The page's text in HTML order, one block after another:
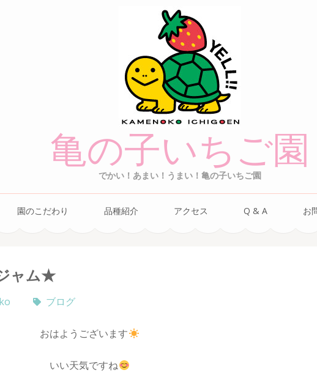
亀の子いちご園
でかい！あまい！うまい！亀の子いちご園
園のこだわり 品種紹介 アクセス Q & A お
ャム★
ブログ
おはようございます
いい天気ですね